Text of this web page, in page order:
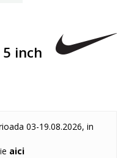
inch
03-19.08.2026, in
aici